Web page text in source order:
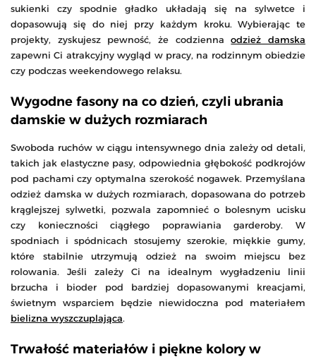
sukienki czy spodnie gładko układają się na sylwetce i
dopasowują się do niej przy każdym kroku. Wybierając te
projekty, zyskujesz pewność, że codziennaodzież damska
zapewni Ci atrakcyjny wygląd w pracy, na rodzinnym obiedzie
czy podczas weekendowego relaksu.
Wygodne fasony na co dzień, czyli ubrania
damskie w dużych rozmiarach
Swoboda ruchów w ciągu intensywnego dnia zależy od detali,
takich jak elastyczne pasy, odpowiednia głębokość podkrojów
pod pachami czy optymalna szerokość nogawek. Przemyślana
odzież damska w dużych rozmiarach, dopasowana do potrzeb
krąglejszej sylwetki, pozwala zapomnieć o bolesnym ucisku
czy konieczności ciągłego poprawiania garderoby. W
spodniach i spódnicach stosujemy szerokie, miękkie gumy,
które stabilnie utrzymują odzież na swoim miejscu bez
rolowania. Jeśli zależy Ci na idealnym wygładzeniu linii
brzucha i bioder pod bardziej dopasowanymi kreacjami,
świetnym wsparciem będzie niewidoczna pod materiałem
bielizna wyszczuplająca.
Trwałość materiałów i piękne kolory w